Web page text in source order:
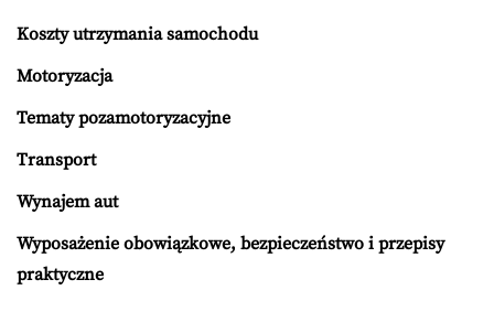
Koszty utrzymania samochodu
Motoryzacja
Tematy pozamotoryzacyjne
Transport
Wynajem aut
Wyposażenie obowiązkowe, bezpieczeństwo i przepisy
praktyczne